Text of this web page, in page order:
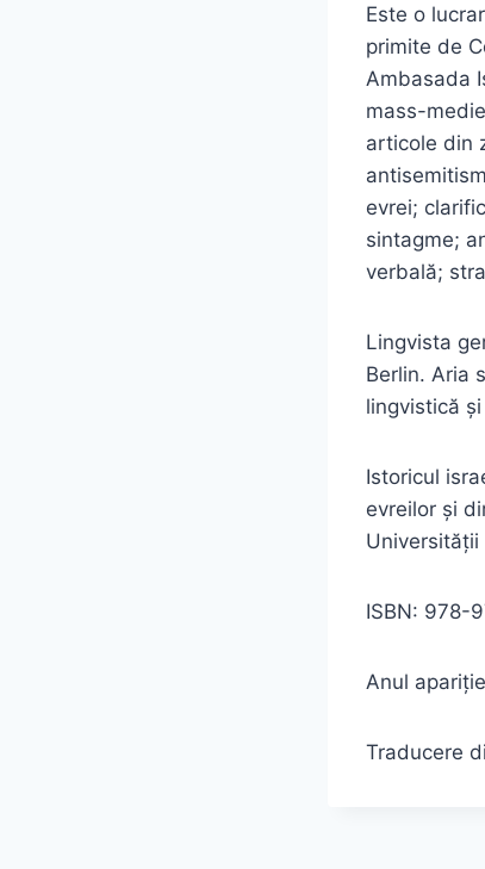
Este o
primite de
Ambasada
mass-
articole din
evrei;
sintagme;
verbală;
Lingvista
Berlin. Aria
lingvistică
Istoricul
evreilor și
ISBN: 978-
Anul
Traducere